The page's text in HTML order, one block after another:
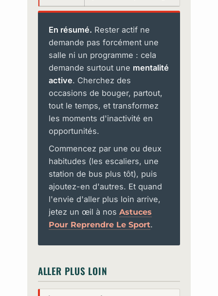
En résumé. Rester actif ne
demande pas forcément une
salle ni un programme : cela
demande surtout une mentalité
active. Cherchez des
occasions de bouger, partout,
tout le temps, et transformez
les moments d'inactivité en
opportunités.
Commencez par une ou deux
habitudes (les escaliers, une
station de bus plus tôt), puis
ajoutez-en d'autres. Et quand
l'envie d'aller plus loin arrive,
jetez un œil à nos Astuces
Pour Reprendre Le Sport.
ALLER PLUS LOIN